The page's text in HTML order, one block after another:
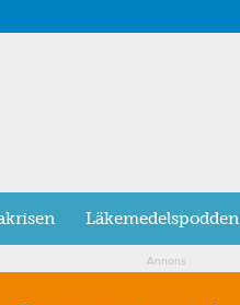
Läkemedelspodden
Annons